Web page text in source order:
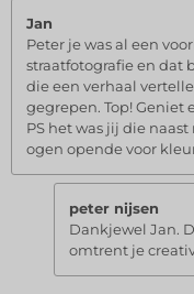
Jan
Peter je was al een
straatfotografie en dat
die een verhaal
gegrepen. Top! Geniet
PS het was jij die
ogen opende voor
peter nijsen
Dankjewel Jan.
omtrent je